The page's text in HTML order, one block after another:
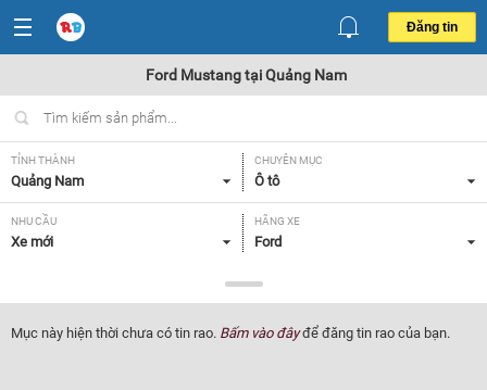
Đăng tin
Ford Mustang tại Quảng Nam
TỈNH THÀNH
Quảng Nam
CHUYÊN MỤC
Ô tô
NHU CẦU
Xe mới
HÃNG XE
Ford
Mustang
NĂM SẢN XUẤT
Tất cả
GIÁ XE XUẤT XỨ
Mục này hiện thời chưa có tin rao. Bấm vào đâyđể đăng tin rao của bạn.